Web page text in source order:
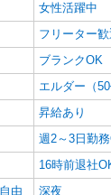
女性活躍中
フリーター歓
ブランクOK
エルダー（
昇給あり
週2～3日勤
16時前退社
由
深夜